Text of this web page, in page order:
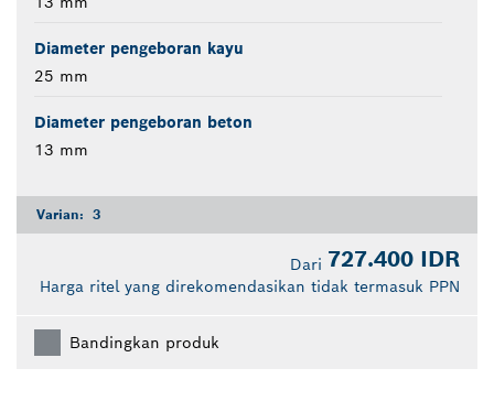
Diameter pengeboran kayu
25 mm
Diameter pengeboran beton
13 mm
Varian: 3
Dari 727.400 IDR
Harga ritel yang direkomendasikan tidak termasuk PPN
Bandingkan produk